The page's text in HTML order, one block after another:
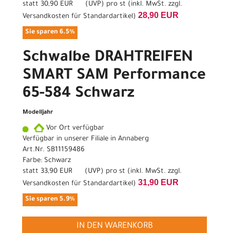
statt 30,90 EUR ( UVP) pro st (inkl. MwSt. zzgl.
Versandkosten für Standardartikel) 28,90 EUR
Sie sparen 6.5%
Schwalbe DRAHTREIFEN
SMART SAM Performance
65-584 Schwarz
Modelljahr
Vor Ort verfügbar
Verfügbar in unserer Filiale in Annaberg
Art.Nr. SB11159486
Farbe: Schwarz
statt 33,90 EUR ( UVP) pro st (inkl. MwSt. zzgl.
Versandkosten für Standardartikel) 31,90 EUR
Sie sparen 5.9%
IN DEN WARENKORB